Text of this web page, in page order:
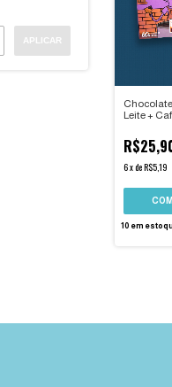
APLICAR
Leite +
6xdeR$5,19
10 em